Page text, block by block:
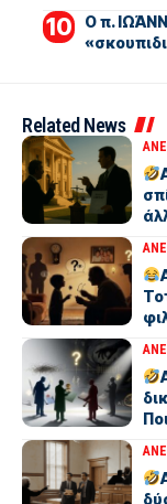
Ο π.
Related News